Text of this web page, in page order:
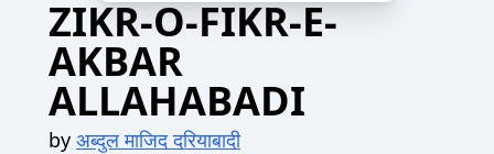
ZIKR-O-FIKR-E-
AKBAR
ALLAHABADI
by अब्दुल माजिद दरियाबादी